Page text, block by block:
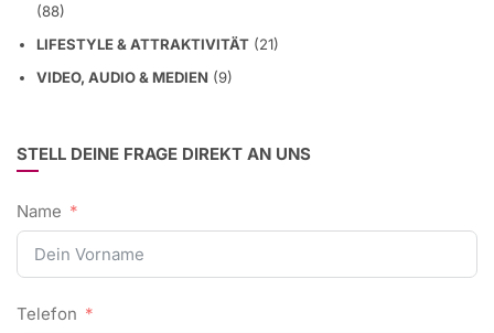
(88)
LIFESTYLE & ATTRAKTIVITÄT (21)
VIDEO, AUDIO & MEDIEN (9)
STELL DEINE FRAGE DIREKT AN UNS
Name
Telefon